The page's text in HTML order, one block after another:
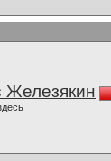
Железякин